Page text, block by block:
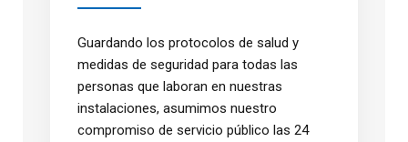
Guardando los protocolos de salud y
medidas de seguridad para todas las
personas que laboran en nuestras
instalaciones, asumimos nuestro
compromiso de servicio público las 24